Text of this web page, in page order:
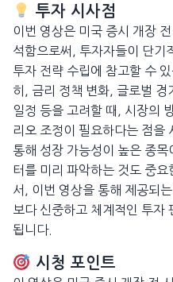
투자 시사점
이번 영상은 미국 증시 개장
석함으로써, 투자자들이 단기
투자 전략 수립에 참고할 수
히, 금리 정책 변화, 글로벌 경
일정 등을 고려할 때, 시장의
리오 조정이 필요하다는 점을
통해 성장 가능성이 높은 종
터를 미리 파악하는 것도 중
서, 이번 영상을 통해 제공되
보다 신중하고 체계적인 투자
됩니다.
시청 포인트